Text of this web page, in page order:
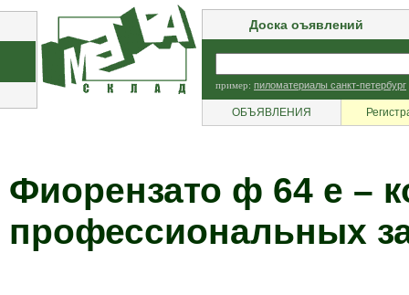
Доска оъявлений
пример: пиломатериалы санкт-петербург
ОБЪЯВЛЕНИЯ
Фиорензато ф 64 е –
профессиональных